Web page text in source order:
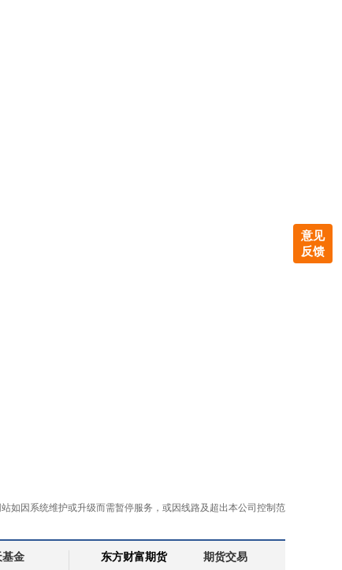
如因系统维护或升级而需暂停服务，或因线路及超出本公司控制范
基金 东方财富期货 期货交易
意见
反馈